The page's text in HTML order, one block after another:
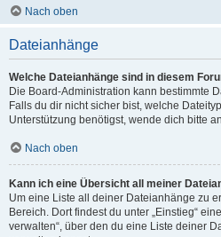
Nach oben
Dateianhänge
Welche Dateianhänge sind in diesem
Die Board-Administration kann bestimmte
Falls du dir nicht sicher bist, welche
Unterstützung benötigst, wende dich bitte
Nach oben
Kann ich eine Übersicht all meiner
Um eine Liste all deiner Dateianhänge zu
Bereich. Dort findest du unter „Einstieg“
verwalten“, über den du eine Liste deiner